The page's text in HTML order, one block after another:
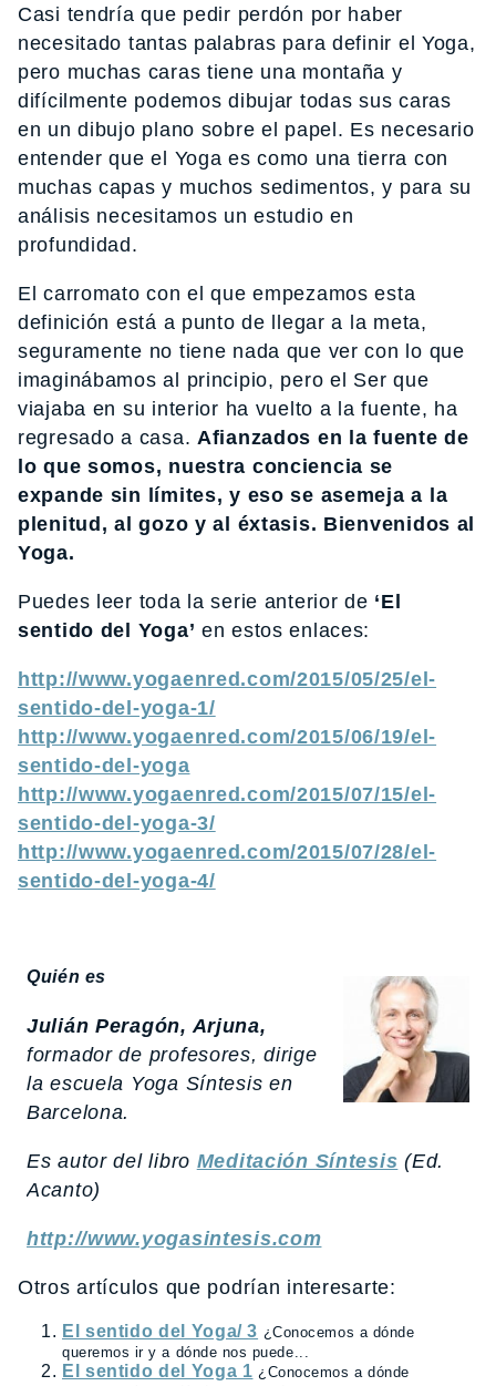
Casi tendría que pedir perdón por haber
necesitado tantas palabras para definir el Yoga,
pero muchas caras tiene una montaña y
difícilmente podemos dibujar todas sus caras
en un dibujo plano sobre el papel. Es necesario
entender que el Yoga es como una tierra con
muchas capas y muchos sedimentos, y para su
análisis necesitamos un estudio en
profundidad.
El carromato con el que empezamos esta
definición está a punto de llegar a la meta,
seguramente no tiene nada que ver con lo que
imaginábamos al principio, pero el Ser que
viajaba en su interior ha vuelto a la fuente, ha
regresado a casa. Afianzados en la fuente de
lo que somos, nuestra conciencia se
expande sin límites, y eso se asemeja a la
plenitud, al gozo y al éxtasis. Bienvenidos al
Yoga.
Puedes leer toda la serie anterior de ‘El
sentido del Yoga’ en estos enlaces:
http://www.yogaenred.com/2015/05/25/el-
sentido-del-yoga-1/
http://www.yogaenred.com/2015/06/19/el-
sentido-del-yoga
http://www.yogaenred.com/2015/07/15/el-
sentido-del-yoga-3/
http://www.yogaenred.com/2015/07/28/el-
sentido-del-yoga-4/
Quién es
Julián Peragón, Arjuna,
formador de profesores, dirige
la escuela Yoga Síntesis en
Barcelona.
Es autor del libro Meditación Síntesis (Ed.
Acanto)
http://www.yogasintesis.com
Otros artículos que podrían interesarte:
El sentido del Yoga/ 3 ¿Conocemos a dónde
queremos ir y a dónde nos puede...
El sentido del Yoga 1 ¿Conocemos a dónde